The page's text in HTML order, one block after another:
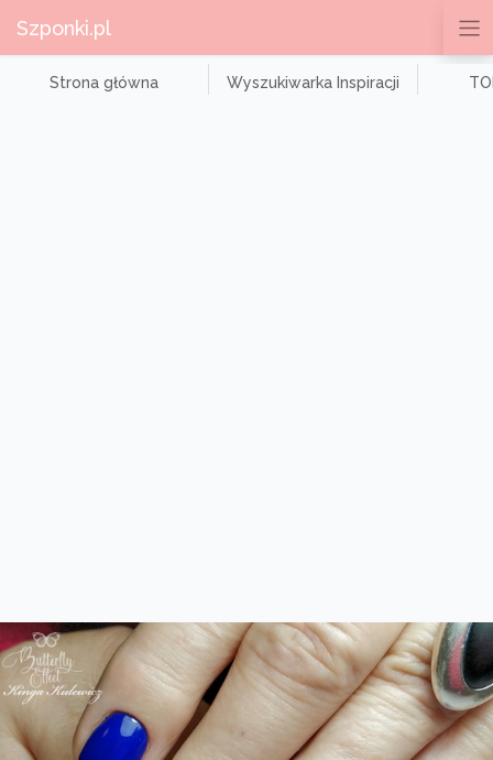
Szponki.pl
Strona główna Wyszukiwarka Inspiracji